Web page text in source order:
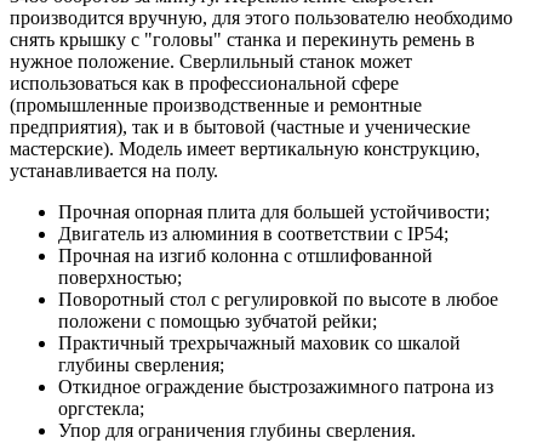
производится вручную, для этого пользователю необходимо
снять крышку с "головы" станка и перекинуть ремень в
нужное положение. Сверлильный станок может
использоваться как в профессиональной сфере
(промышленные производственные и ремонтные
предприятия), так и в бытовой (частные и ученические
мастерские). Модель имеет вертикальную конструкцию,
устанавливается на полу.
Прочная опорная плита для большей устойчивости;
Двигатель из алюминия в соответствии с IP54;
Прочная на изгиб колонна с отшлифованной
поверхностью;
Поворотный стол с регулировкой по высоте в любое
положени с помощью зубчатой рейки;
Практичный трехрычажный маховик со шкалой
глубины сверления;
Откидное ограждение быстрозажимного патрона из
оргстекла;
Упор для ограничения глубины сверления.